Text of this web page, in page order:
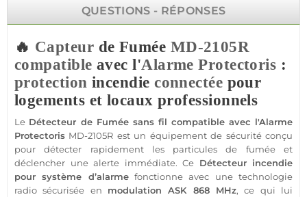
QUESTIONS - RÉPONSES
🔥 Capteur de Fumée MD-2105R
compatible avec l'Alarme Protectoris :
protection incendieconnectée pour
logements et locaux professionnels
Le Détecteur de Fuméesans fil compatibleavec l'Alarme
Protectoris MD-2105R est un équipement de sécuritéconçu
pour détecter rapidement les particules de fumée et
déclencher une alerte immédiate. Ce Détecteurincendie
poursystème d’alarmefonctionne avec une technologie
radio sécurisée en modulationASK 868 MHz, ce qui lui